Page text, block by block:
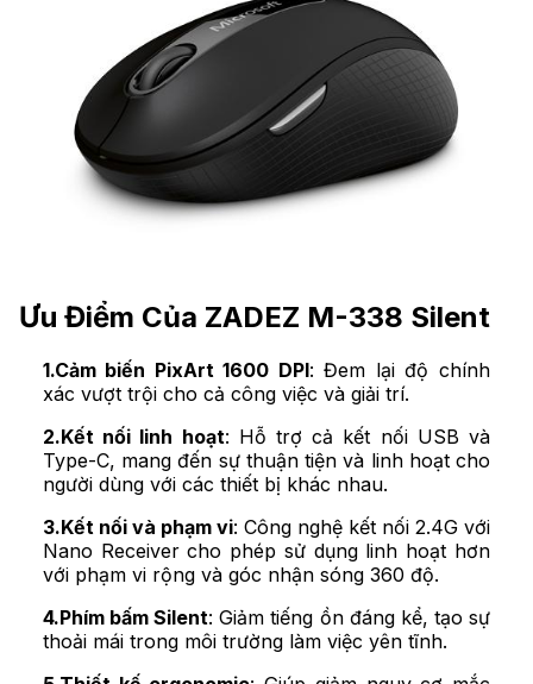
Ưu Điểm Của ZADEZ M-338 Silent
1.Cảm biến PixArt 1600 DPI: Đem lại độ chính
xác vượt trội cho cả công việc và giải trí.
2.Kết nối linh hoạt: Hỗ trợ cả kết nối USB và
Type-C, mang đến sự thuận tiện và linh hoạt cho
người dùng với các thiết bị khác nhau.
3.Kết nối và phạm vi: Công nghệ kết nối 2.4G với
Nano Receiver cho phép sử dụng linh hoạt hơn
với phạm vi rộng và góc nhận sóng 360 độ.
4.Phím bấm Silent: Giảm tiếng ồn đáng kể, tạo sự
thoải mái trong môi trường làm việc yên tĩnh.